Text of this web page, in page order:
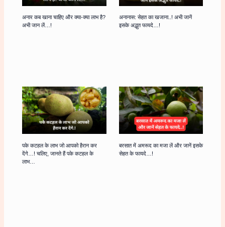
अनार कब खाना चाहिए और क्या-क्या लाभ है?
अभी जान लें…!
अनानास: सेहत का खजाना..! अभी जानें
इसके अद्भुत फायदे…!
पके कटहल के लाभ जो आपको हैरान कर
देंगे…! चलिए, जानते हैं पके कटहल के
लाभ…
बरसात में अमरूद का मजा लें और जानें इसके
सेहत के फायदे…!